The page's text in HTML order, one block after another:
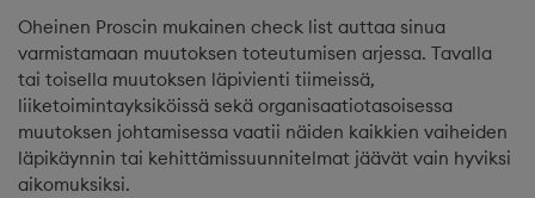
Oheinen Proscin mukainen check list auttaa sinua
varmistamaan muutoksen toteutumisen arjessa. Tavalla
tai toisella muutoksen läpivienti tiimeissä,
liiketoimintayksiköissä sekä organisaatiotasoisessa
muutoksen johtamisessa vaatii näiden kaikkien vaiheiden
läpikäynnin tai kehittämissuunnitelmat jäävät vain hyviksi
aikomuksiksi.